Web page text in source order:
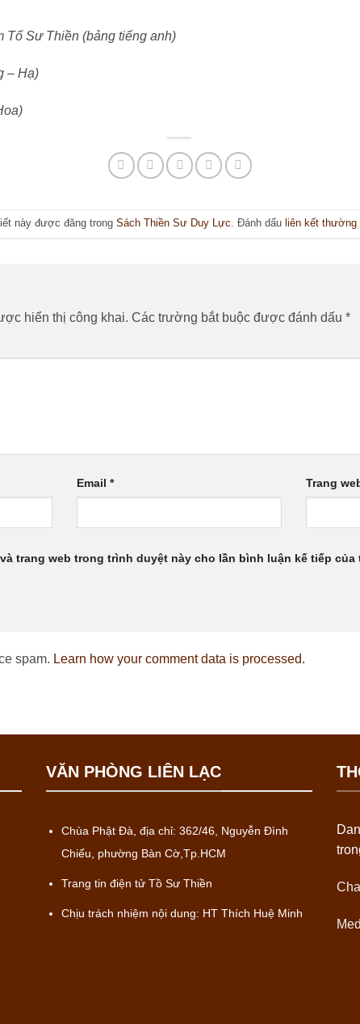
Sư Thiền (bảng tiếng anh)
– Hạ)
này được đăng trong Sách Thiền Sư Duy Lực. Đánh dấu liên kết thường
hiển thị công khai. Các trường bắt buộc được đánh dấu *
Email* Trang
trang web trong trình duyệt này cho lần bình luận kế tiếp của
spam. Learn how your comment data is processed.
VĂN PHÒNG LIÊN LẠC
Chùa Phật Đà, địa chỉ: 362/46, Nguyễn Đình
Chiểu, phường Bàn Cờ,Tp.HCM
Trang tin điện tử Tồ Sư Thiền
Chịu trách nhiệm nội dung: HT Thích Huệ Minh